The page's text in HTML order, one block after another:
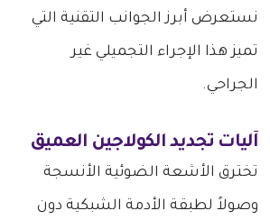
نستعرض أبرز الجوانب التقنية التي
تميز هذا الإجراء التجميلي غير
الجراحي.
آليات تجديد الكولاجين العميق
تخترق الأشعة الضوئية الأنسجة
وصولاً لطبقة الأدمة الشبكية دون